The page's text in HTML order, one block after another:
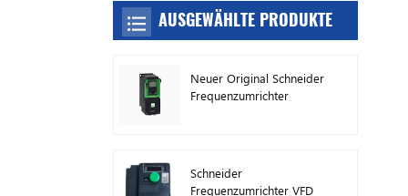
AUSGEWÄHLTE PRODUKTE
Neuer Original Schneider
Frequenzumrichter
Schneider
Frequenzumrichter VFD